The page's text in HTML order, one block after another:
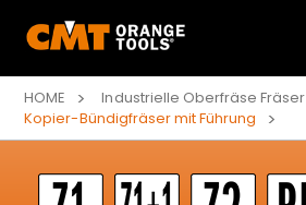
HOME
Industrielle Oberfräse Fräser
Kopier-Bündigfräser mit Führung